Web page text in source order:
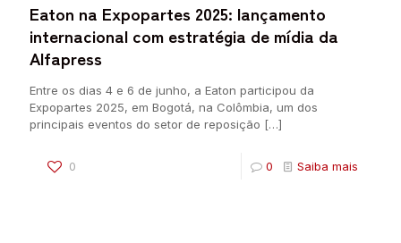
Eaton na Expopartes 2025: lançamento
internacional com estratégia de mídia da
Alfapress
Entre os dias 4 e 6 de junho, a Eaton participou da
Expopartes 2025, em Bogotá, na Colômbia, um dos
principais eventos do setor de reposição […]
0 0 Saiba mais